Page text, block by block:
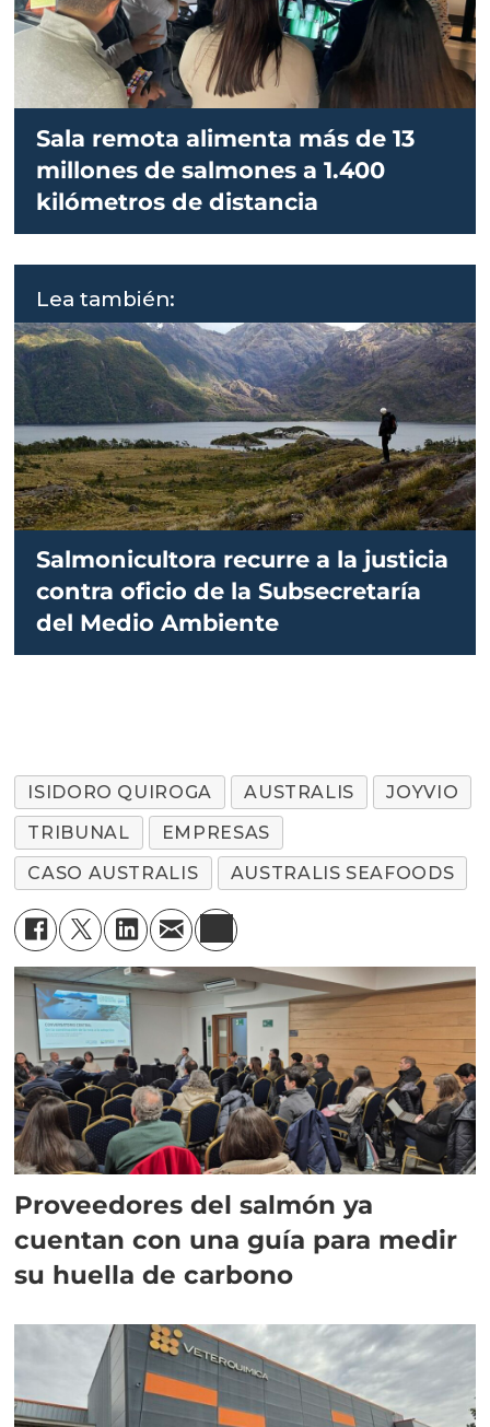
Sala remota alimenta más de 13
millones de salmones a 1.400
kilómetros de distancia
Lea también:
Salmonicultora recurre a la justicia
contra oficio de la Subsecretaría
del Medio Ambiente
ISIDORO QUIROGA AUSTRALIS
JOYVIO
TRIBUNAL
EMPRESAS
CASO AUSTRALIS
AUSTRALIS SEAFOODS
Proveedores del salmón ya
cuentan con una guía para medir
su huella de carbono